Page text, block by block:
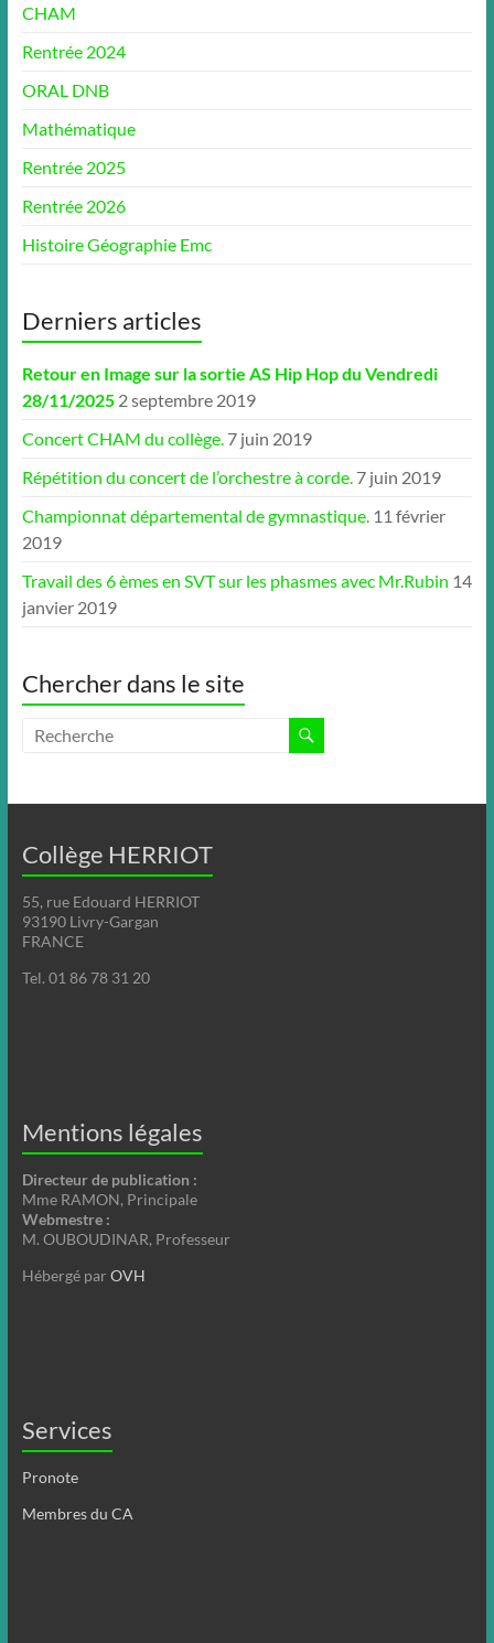
CHAM
Rentrée 2024
ORAL DNB
Mathématique
Rentrée 2025
Rentrée 2026
Histoire Géographie Emc
Derniers articles
Retour en Image sur la sortie AS Hip Hop du Vendredi
28/11/2025 2 septembre 2019
Concert CHAM du collège. 7 juin 2019
Répétition du concert de l’orchestre à corde. 7 juin 2019
Championnat départemental de gymnastique. 11 février
2019
Travail des 6 èmes en SVT sur les phasmes avec Mr.Rubin 14
janvier 2019
Chercher dans le site
Collège HERRIOT
55, rue Edouard HERRIOT
93190 Livry-Gargan
FRANCE
Tel. 01 86 78 31 20
Mentions légales
Directeur de publication :
Mme RAMON, Principale
Webmestre :
M. OUBOUDINAR, Professeur
Hébergé par OVH
Services
Pronote
Membres du CA